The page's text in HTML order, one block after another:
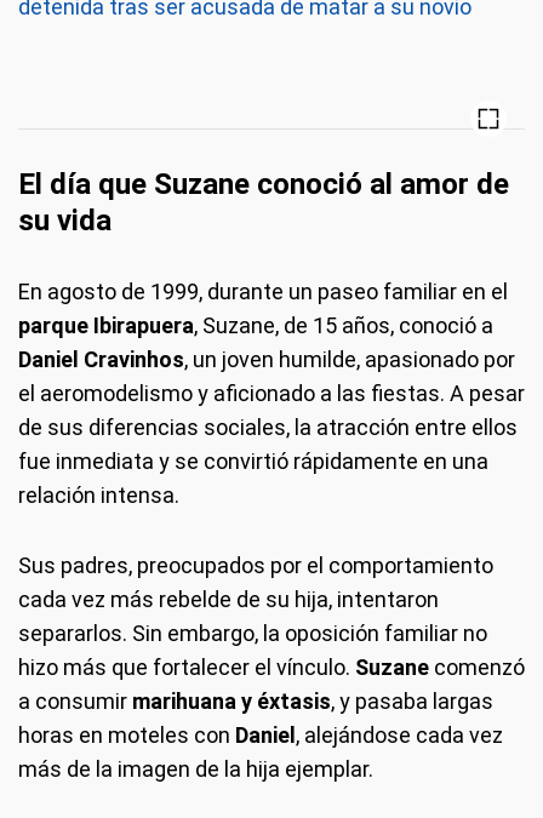
detenida tras ser acusada de matar a su novio
El día que Suzane conoció al amor de
su vida
En agosto de 1999, durante un paseo familiar en el
parque Ibirapuera, Suzane, de 15 años, conoció a
Daniel Cravinhos, un joven humilde, apasionado por
el aeromodelismo y aficionado a las fiestas. A pesar
de sus diferencias sociales, la atracción entre ellos
fue inmediata y se convirtió rápidamente en una
relación intensa.
Sus padres, preocupados por el comportamiento
cada vez más rebelde de su hija, intentaron
separarlos. Sin embargo, la oposición familiar no
hizo más que fortalecer el vínculo. Suzane comenzó
a consumir marihuana y éxtasis, y pasaba largas
horas en moteles con Daniel , alejándose cada vez
más de la imagen de la hija ejemplar.